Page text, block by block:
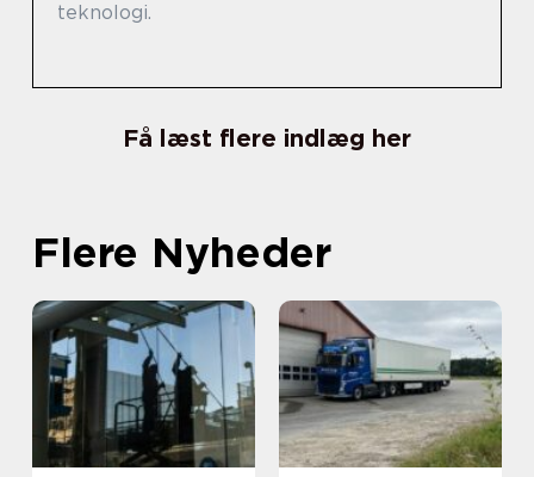
teknologi.
Få læst flere indlæg her
Flere Nyheder